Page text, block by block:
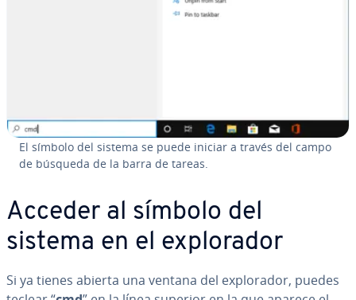
El símbolo del sistema se puede iniciar a través del campo
de búsqueda de la barra de tareas.
Acceder al símbolo del
sistema en el ex­plo­ra­dor
Si ya tienes abierta una ventana del ex­plo­ra­dor, puedes